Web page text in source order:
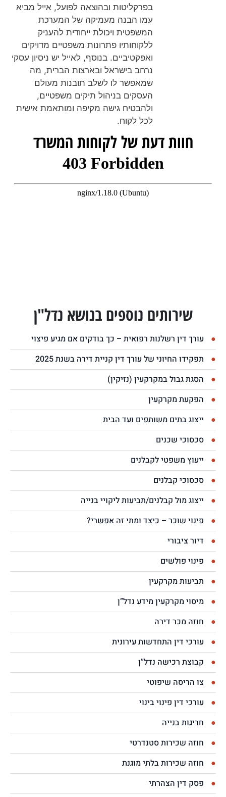
בפרקליטות ובהוצאה לפועל, אייל מביא
עמו הבנה מעמיקה של המערכת
המשפטית ויכולת ייחודית להעניק
ללקוחותיו פתרונות משפטיים מדויקים
ואפקטיביים. בנוסף, לאייל יש ניסיון עסקי
נרחב בישראל ובארצות הברית, מה
שמאפשר לו לשלב תובנות מעולם
העסקים בניהול תיקים משפטיים,
ולהבטיח גישה מקיפה ומותאמת אישית
לכל לקוח.
חוות דעת של לקוחות המשרד
שירותים נוספים בנושא נדל"ן
עורך דין רשלנות רפואית – כך בודקים אם מגיע פיצוי
תפקידו החיוני של עורך דין קניית דירה בשנת 2025
הסגת גבול במקרקעין (נזיקין)
הפקעת מקרקעין
ייצוג בתים משותפים ועד הבית
סכסוכי שכנים
ייעוץ משפטי לקבלנים
סכסוכי קבלנים
ייצוג מול קבלנים/תביעות ליקויי בנייה
פינוי שוכר – כיצד ומתי זה אפשרי?
דיור ציבורי
פינוי פולשים
תביעות מקרקעין
מיסוי מקרקעין מידע נדל”ן
חוזה מכר דירה
עורכי דין התחדשות עירונית
קבוצת רכישה נדל”ן
צו הריסה שיפוטי
עורכי דין פינוי בינוי
חריגות בנייה
חוזה שכירות סטנדרטי
חוזה שכירות בלתי מוגנת
פסק דין הצהרתי